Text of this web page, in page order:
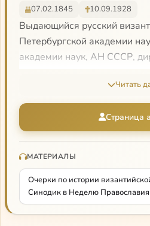
07.02.1845 10.09.1928
Выдающийся русский
Петербургской академии
академии наук, АН СССР,
Автор знаменитой «Истории
империи» и других
Читать
Страница
МАТЕРИАЛЫ
Очерки по истории
Синодик в Неделю Православия